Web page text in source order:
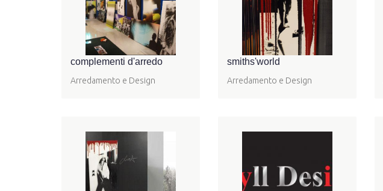
complementi d'arredo
Arredamento e Design
smiths'world
Arredamento e Design